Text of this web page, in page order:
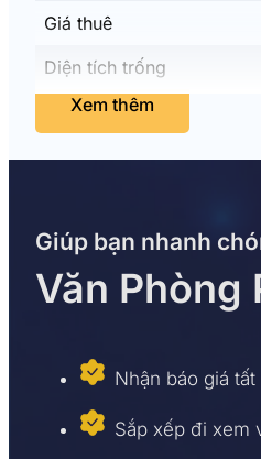
Giá thuê
Diện tích trống
Xem thêm
Giúp bạn nhanh
Văn Phòng
Nhận báo giá
Sắp xếp đi xem